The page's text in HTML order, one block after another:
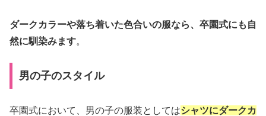
ダークカラーや落ち着いた色合いの服なら、卒園式にも自
然に馴染みます。
男の子のスタイル
卒園式において、男の子の服装としてはシャツにダークカ